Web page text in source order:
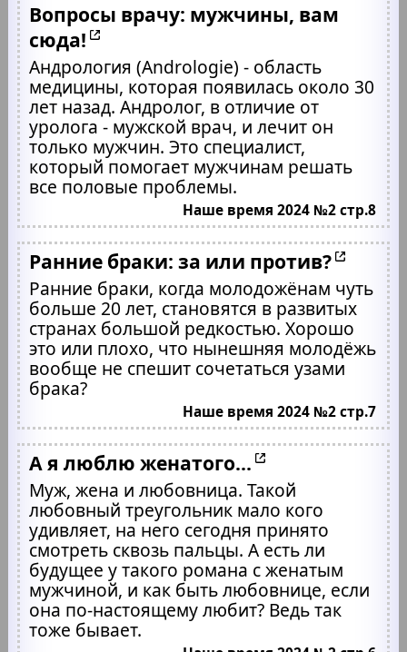
Вопросы врачу: мужчины, вам
сюда!
Андрология (Andrologie) - область
медицины, которая появилась около 30
лет назад. Андролог, в отличие от
уролога - мужской врач, и лечит он
только мужчин. Это специалист,
который помогает мужчинам решать
все половые проблемы.
Наше время 2024 №2 стр.8
Ранние браки: за или против?
Ранние браки, когда молодожёнам чуть
больше 20 лет, становятся в развитых
странах большой редкостью. Хорошо
это или плохо, что нынешняя молодёжь
вообще не спешит сочетаться узами
брака?
Наше время 2024 №2 стр.7
А я люблю женатого...
Муж, жена и любовница. Такой
любовный треугольник мало кого
удивляет, на него сегодня принято
смотреть сквозь пальцы. А есть ли
будущее у такого романа с женатым
мужчиной, и как быть любовнице, если
она по-настоящему любит? Ведь так
тоже бывает.